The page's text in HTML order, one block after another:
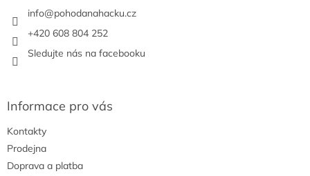
info@pohodanahacku.cz
+420 608 804 252
Sledujte nás na facebooku
Informace pro vás
Kontakty
Prodejna
Doprava a platba